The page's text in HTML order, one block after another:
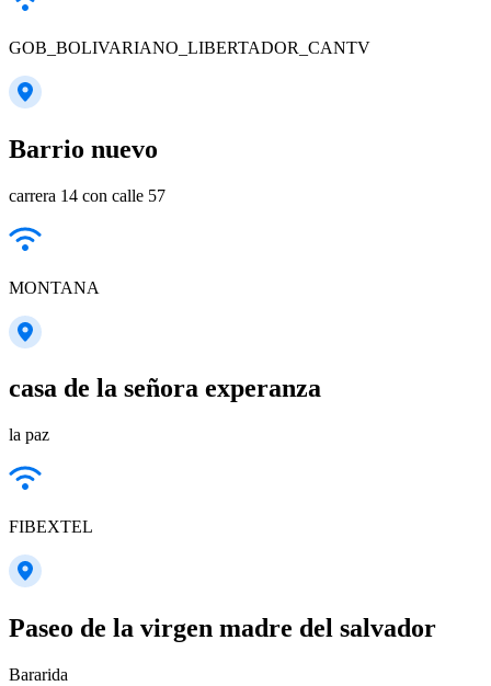
GOB_BOLIVARIANO_LIBERTADOR_CANTV
Barrio nuevo
carrera 14 con calle 57
MONTANA
casa de la señora experanza
la paz
FIBEXTEL
Paseo de la virgen madre del salvador
Bararida